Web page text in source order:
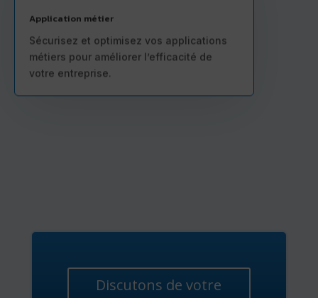
Application métier
Sécurisez et optimisez vos applications
métiers pour améliorer l’efficacité de
votre entreprise.
Discutons de votre